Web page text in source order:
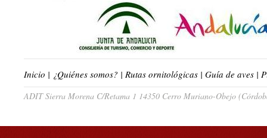
Inicio | ¿Quiénes somos? | Rutas ornitológicas | Guía de aves |
ADIT Sierra Morena C/Retama 1 14350 Cerro Muriano-Obejo